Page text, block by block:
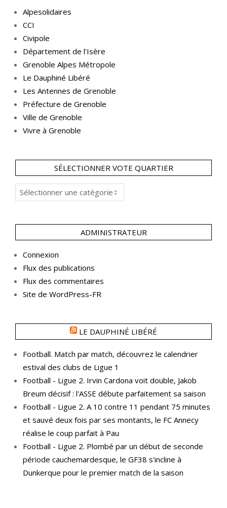
Alpesolidaires
CCI
Civipole
Département de l'Isère
Grenoble Alpes Métropole
Le Dauphiné Libéré
Les Antennes de Grenoble
Préfecture de Grenoble
Ville de Grenoble
Vivre à Grenoble
SÉLECTIONNER VOTE QUARTIER
Sélectionner
vote
ADMINISTRATEUR
Connexion
Flux des publications
Flux des commentaires
Site de WordPress-FR
LE DAUPHINÉ LIBÉRÉ
Football. Match par match, découvrez le calendrier
estival des clubs de Ligue 1
Football - Ligue 2. Irvin Cardona voit double, Jakob
Breum décisif : l'ASSE débute parfaitement sa saison
Football - Ligue 2. A 10 contre 11 pendant 75 minutes
et sauvé deux fois par ses montants, le FC Annecy
réalise le coup parfait à Pau
Football - Ligue 2. Plombé par un début de seconde
période cauchemardesque, le GF38 s'incline à
Dunkerque pour le premier match de la saison